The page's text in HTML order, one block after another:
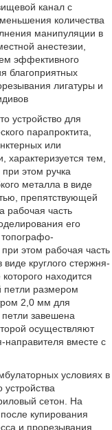
канал с
количества
манипуляции в
анестезии,
эффективного
благоприятных
лигатуры и
устройство для
парапроктита,
или
тем,
при этом ручка
металла в виде
препятствующей
рабочая часть
его
этом рабочая часть
круглого стержня-
находится
петли размером
2,0 мм для
завешена
осуществляют
направителя вместе с
условиях в
сетон. На
купирования
и прорезывания